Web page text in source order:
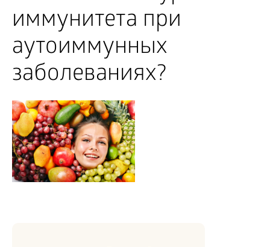
иммунитета при
аутоиммунных
заболеваниях?